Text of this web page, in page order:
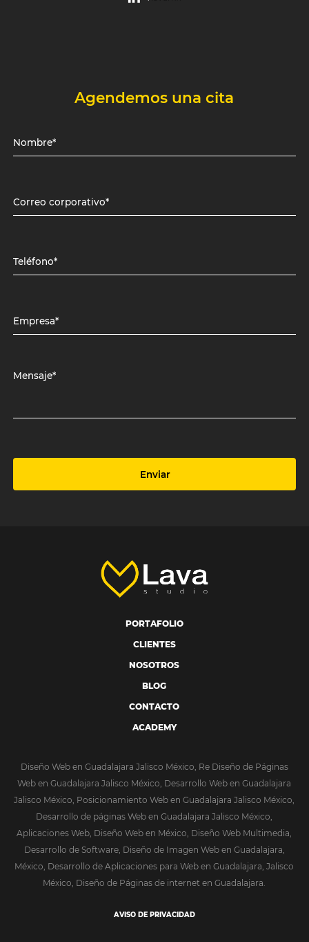
Agendemos una cita
Nombre*
Correo corporativo*
Teléfono*
Empresa*
Mensaje*
Enviar
PORTAFOLIO
CLIENTES
NOSOTROS
BLOG
CONTACTO
ACADEMY
Diseño Web en Guadalajara Jalisco México, Re Diseño de Páginas
Web en Guadalajara Jalisco México, Desarrollo Web en Guadalajara
Jalisco México, Posicionamiento Web en Guadalajara Jalisco México,
Desarrollo de páginas Web en Guadalajara Jalisco México,
Aplicaciones Web, Diseño Web en México, Diseño Web Multimedia,
Desarrollo de Software, Diseño de Imagen Web en Guadalajara,
México, Desarrollo de Aplicaciones para Web en Guadalajara, Jalisco
México, Diseño de Páginas de internet en Guadalajara.
AVISO DE PRIVACIDAD